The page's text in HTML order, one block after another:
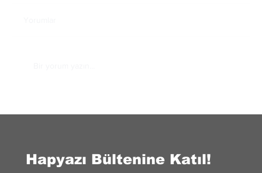
Hapyazı Bültenine Katıl!